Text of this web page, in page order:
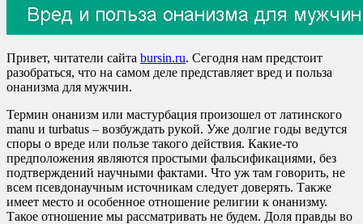
Привет, читатели сайта bursin.ru. Сегодня нам предстоит
разобраться, что на самом деле представляет вред и польза
онанизма для мужчин.
Термин онанизм или мастурбация произошел от латинского
manu и turbatus – возбуждать рукой. Уже долгие годы ведутся
споры о вреде или пользе такого действия. Какие-то
предположения являются простыми фальсификациями, без
подтверждений научными фактами. Что уж там говорить, не
всем псевдонаучным источникам следует доверять. Также
имеет место и особенное отношение религии к онанизму.
Такое отношение мы рассматривать не будем. Доля правды во